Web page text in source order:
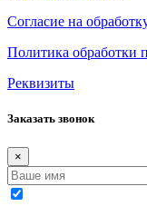
Согласие на
Политика обработки
Реквизиты
Заказать звонок
×